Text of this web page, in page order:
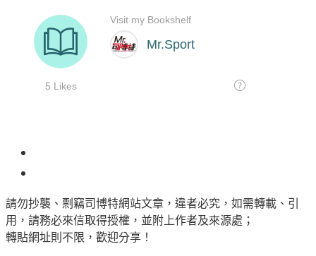
請勿抄襲、剽竊司博特網站文章，違者必究，如需轉載、引
用，請務必來信取得授權，並附上作者及來源處；
轉貼網址則不限，歡迎分享！